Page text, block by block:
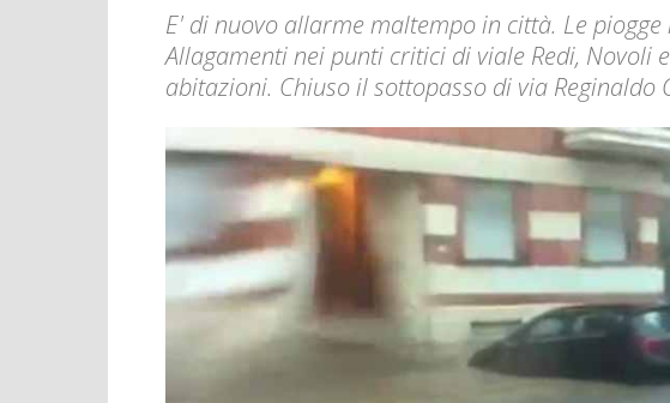
E' di nuovo allarme maltempo in città. Le
Allagamenti nei punti critici di viale Redi, Novoli
abitazioni. Chiuso il sottopasso di via Reginaldo